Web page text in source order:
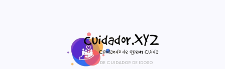
CURSO DE CUIDADOR DE IDOSO